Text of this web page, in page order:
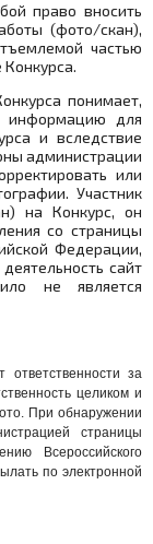
право вносить
(фото/скан),
частью
понимает,
информацию для
и вследствие
администрации
или
Участник
на Конкурс, он
со страницы
Федерации,
сайт
не является
за
целиком и
При обнаружении
страницы
Всероссийского
по электронной